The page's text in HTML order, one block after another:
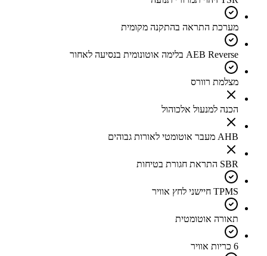
מערכת התראה בהתקנה מקומית
AEB Reverse בלימה אוטונומית בנסיעה לאחור
מצלמת רוורס
הכנה למנעול אלכוהול
AHB מעבר אוטומטי לאורות גבוהים
SBR התראת חגורת בטיחות
TPMS חיישני לחץ אוויר
תאורה אוטומטית
6 כריות אוויר